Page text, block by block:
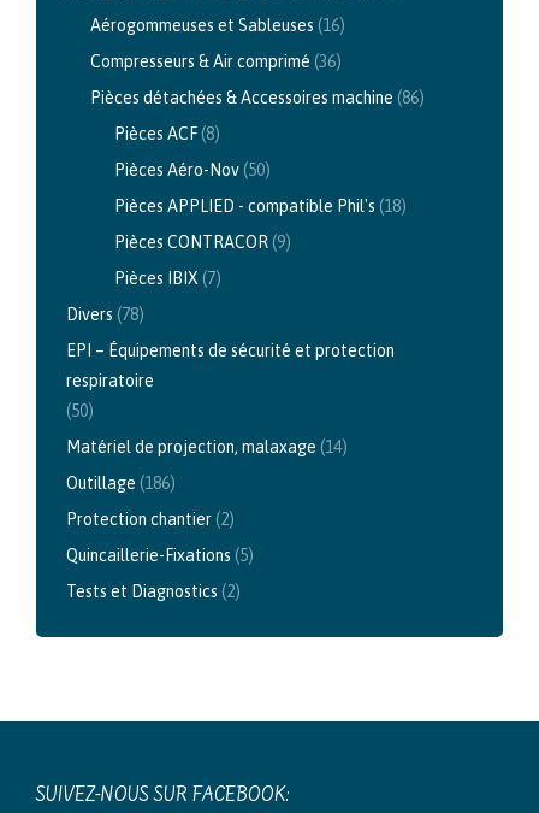
Aérogommeuses et Sableuses (16)
Compresseurs & Air comprimé (36)
Pièces détachées & Accessoires machine (86)
Pièces ACF(8)
Pièces Aéro-Nov(50)
Pièces APPLIED - compatible Phil's (18)
Pièces CONTRACOR(9)
Pièces IBIX (7)
Divers (78)
EPI – Équipements de sécurité et protection
respiratoire
(50)
Matériel de projection, malaxage (14)
Outillage (186)
Protection chantier(2)
Quincaillerie-Fixations (5)
Tests et Diagnostics (2)
SUIVEZ-NOUS SUR FACEBOOK: